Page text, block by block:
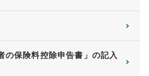
の保険料控除申告書」の記入